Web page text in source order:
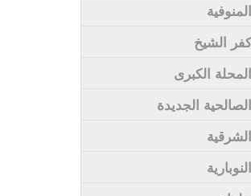
الشيخ
الكبرى
الجديدة